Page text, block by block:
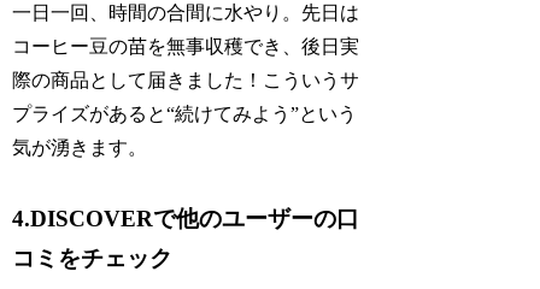
一日一回、時間の合間に水やり。先日は
コーヒー豆の苗を無事収穫でき、後日実
際の商品として届きました！こういうサ
プライズがあると“続けてみよう”という
気が湧きます。
4.DISCOVERで他のユーザーの口
コミをチェック